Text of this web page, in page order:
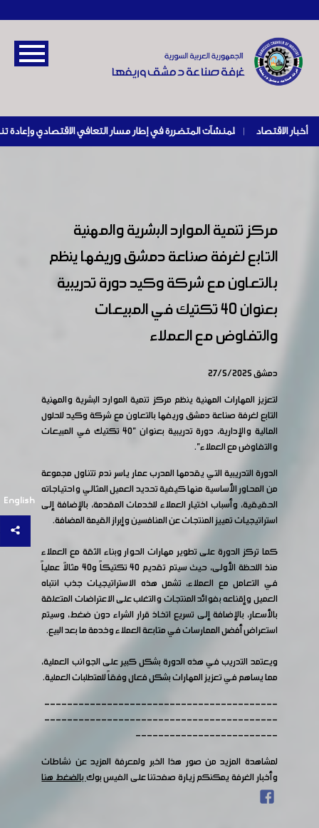
أخبار الاقتصاد |
English
مركز تنمية الموارد البشرية والمهنية
التابع لغرفة صناعة دمشق وريفها ينظم
بالتعاون مع شركة وكيد دورة تدريبية
بعنوان 40 تكتيك في المبيعات
والتفاوض مع العملاء
دمشق 27/5/2025
لتعزيز المهارات المهنية ينظم مركز تنمية الموارد البشرية والمهنية
التابع لغرفة صناعة دمشق وريفها بالتعاون مع شركة وكيد للحلول
المالية والإدارية، دورة تدريبية بعنوان "40 تكتيك في المبيعات
والتفاوض مع العملاء".
الدورة التدريبية التي يقدمها المدرب عمار ياسر ندم تتناول مجموعة
من المحاور الأساسية منها كيفية تحديد العميل المثالي واحتياجاته
الحقيقية، وأسباب اختيار العملاء للخدمات المقدمة، بالإضافة إلى
استراتيجيات تمييز المنتجات عن المنافسين وإبراز القيمة المضافة.
كما تركز الدورة على تطوير مهارات الحوار وبناء الثقة مع العملاء
منذ اللحظة الأولى، حيث سيتم تقديم 40 تكتيكاً و40 مثالاً عملياً
في التعامل مع العملاء، تشمل هذه الاستراتيجيات جذب انتباه
العميل وإقناعه بفوائد المنتجات والتغلب على الاعتراضات المتعلقة
بالأسعار، بالإضافة إلى تسريع اتخاذ قرار الشراء دون ضغط، وسيتم
استعراض أفضل الممارسات في متابعة العملاء وخدمة ما بعد البيع.
ويعتمد التدريب في هذه الدورة بشكل كبير على الجوانب العملية،
مما يساهم في تعزيز المهارات بشكل فعال وفقاً للمتطلبات العملية.
-----------------------------------------
-----------------------------------------
-------------------------
لمشاهدة المزيد من صور هذا الخبر ولمعرفة المزيد عن نشاطات
وأخبار الغرفة يمكنكم زيارة صفحتنا على الفيس بوكبالضغط هنا